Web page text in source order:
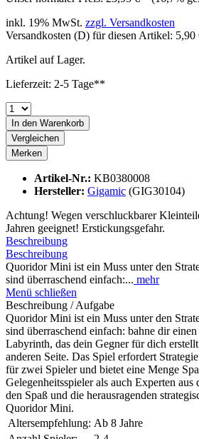
inkl. 19% MwSt. zzgl. Versandkosten
Versandkosten (D) für diesen Artikel: 5,90
Artikel auf Lager.
Lieferzeit: 2-5 Tage**
In den Warenkorb
Vergleichen
Merken
Artikel-Nr.: KB0380008
Hersteller: Gigamic (GIG30104)
Achtung! Wegen verschluckbarer
Jahren geeignet! Erstickungsgefahr.
Beschreibung
Beschreibung
Quoridor Mini ist ein Muss unter den
sind überraschend einfach:... mehr
Menü schließen
Beschreibung / Aufgabe
Quoridor Mini ist ein Muss unter den
sind überraschend einfach: bahne dir
Labyrinth, das dein Gegner für dich
anderen Seite. Das Spiel erfordert
für zwei Spieler und bietet eine Menge
Gelegenheitsspieler als auch Experten aus
den Spaß und die herausragenden
Quoridor Mini.
Altersempfehlung: Ab 8 Jahre